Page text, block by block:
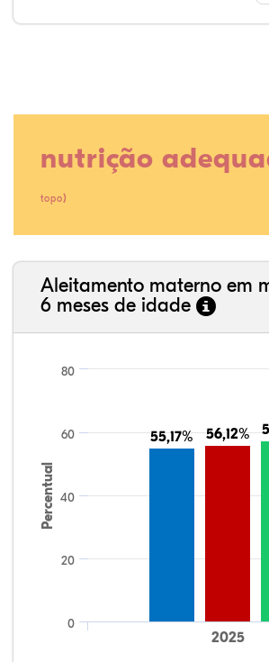
nutrição
topo)
Aleitamento materno em
6 meses de idade
Percentual
55,17%
55,17% 56,12%
56,12%
2025
0
20
40
60
80